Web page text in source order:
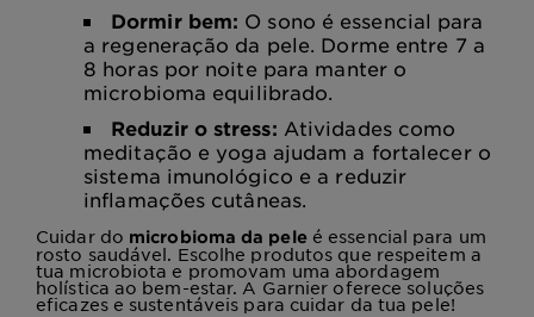
Dormir bem: O sono é essencial para
a regeneração da pele. Dorme entre 7 a
8 horas por noite para manter o
microbioma equilibrado.
Reduzir o stress: Atividades como
meditação e yoga ajudam a fortalecer o
sistema imunológico e a reduzir
inflamações cutâneas.
Cuidar do microbioma da peleé essencial para um
rosto saudável. Escolhe produtos que respeitem a
tua microbiota e promovam uma abordagem
holística ao bem-estar. A Garnier oferece soluções
eficazes e sustentáveis para cuidar da tua pele!